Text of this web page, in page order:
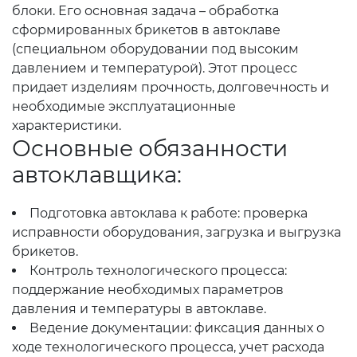
блоки. Его основная задача – обработка
сформированных брикетов в автоклаве
(специальном оборудовании под высоким
давлением и температурой). Этот процесс
придает изделиям прочность, долговечность и
необходимые эксплуатационные
характеристики.
Основные обязанности
автоклавщика:
Подготовка автоклава к работе: проверка
исправности оборудования, загрузка и выгрузка
брикетов.
Контроль технологического процесса:
поддержание необходимых параметров
давления и температуры в автоклаве.
Ведение документации: фиксация данных о
ходе технологического процесса, учет расхода